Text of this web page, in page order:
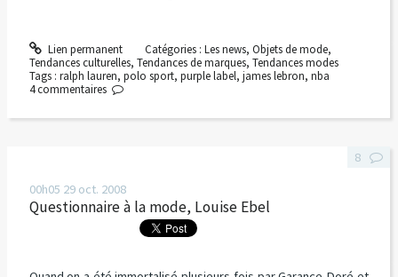
Lien permanent Catégories : Les news, Objets de mode,
Tendances culturelles, Tendances de marques, Tendances modes
Tags : ralph lauren, polo sport, purple label, james lebron, nba
4 commentaires
00h05 29 oct. 2008
Questionnaire à la mode, Louise Ebel
8